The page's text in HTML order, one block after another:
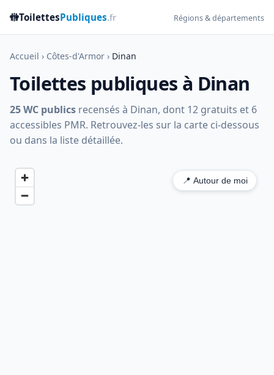
🚻ToilettesPubliques.fr Régions & départements
Accueil › Côtes-d'Armor › Dinan
Toilettes publiques à Dinan
25 WC publics recensés à Dinan, dont 12 gratuits et 6
accessibles PMR. Retrouvez-les sur la carte ci-dessous
ou dans la liste détaillée.
📍 Autour de moi